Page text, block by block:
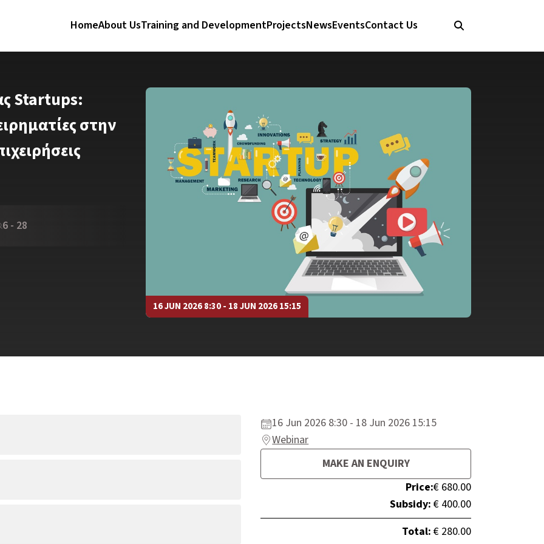
HomeAbout UsTraining and DevelopmentProjectsNewsEventsContact Us
Startups:
στην
6 - 28
16 JUN 2026 8:30 - 18 JUN 2026 15:15
17/06/2026 (08:30–16:15), Πέμπτη 18/06/2026
εταιρείες είναι να εξοπλίσει τους
που απαιτούνται για την επιτυχία στον
16 Jun 2026 8:30 - 18 Jun 2026 15:15
Webinar
MAKE AN ENQUIRY
Price:€ 680.00
Subsidy: € 400.00
Total: € 280.00